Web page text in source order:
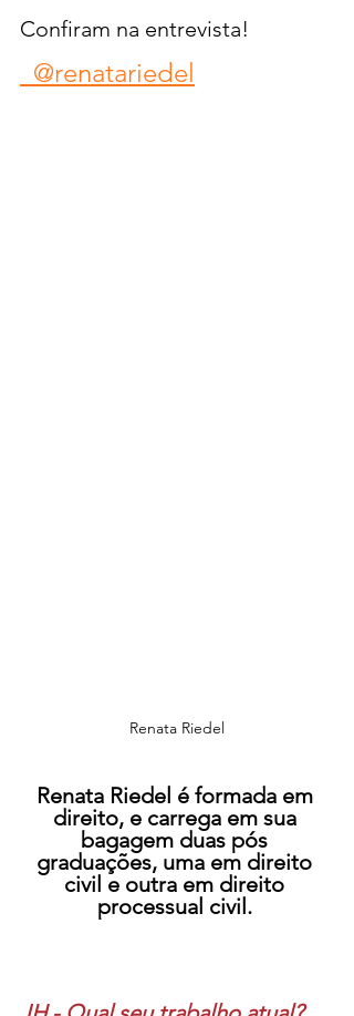
Confiram na entrevista!
  @renatariedel
Renata Riedel
Renata Riedel é formada em
direito, e carrega em sua
bagagem duas pós
graduações, uma em direito
civil e outra em direito
processual civil.